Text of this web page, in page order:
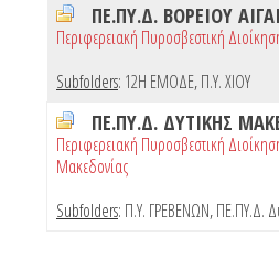
ΠΕ.ΠΥ.Δ. ΒΟΡΕΙΟΥ
Περιφερειακή Πυροσβεστική
Subfolders: 12Η ΕΜΟΔΕ,Π.Υ. ΧΙΟΥ
ΠΕ.ΠΥ.Δ. ΔΥΤΙΚΗΣ
Περιφερειακή Πυροσβεστική
Μακεδονίας
Subfolders: Π.Υ. ΓΡΕΒΕΝΩΝ,ΠΕ.ΠΥ.Δ.